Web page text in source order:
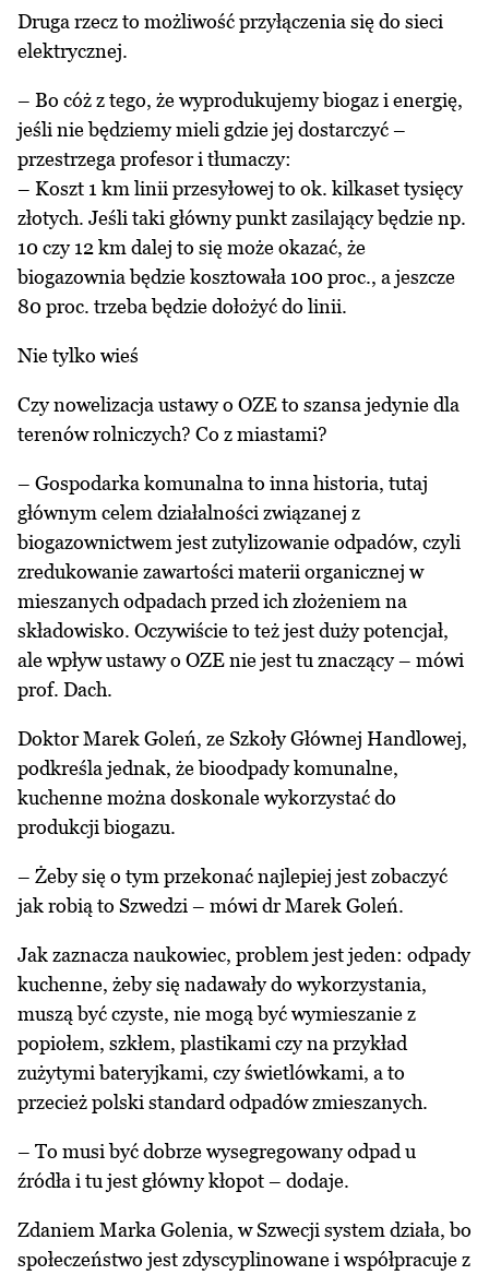
Druga rzecz to możliwość przyłączenia się do sieci
elektrycznej.
– Bo cóż z tego, że wyprodukujemy biogaz i energię,
jeśli nie będziemy mieli gdzie jej dostarczyć –
przestrzega profesor i tłumaczy:
– Koszt 1 km linii przesyłowej to ok. kilkaset tysięcy
złotych. Jeśli taki główny punkt zasilający będzie np.
10 czy 12 km dalej to się może okazać, że
biogazownia będzie kosztowała 100 proc., a jeszcze
80 proc. trzeba będzie dołożyć do linii.
Nie tylko wieś
Czy nowelizacja ustawy o OZE to szansa jedynie dla
terenów rolniczych? Co z miastami?
– Gospodarka komunalna to inna historia, tutaj
głównym celem działalności związanej z
biogazownictwem jest zutylizowanie odpadów, czyli
zredukowanie zawartości materii organicznej w
mieszanych odpadach przed ich złożeniem na
składowisko. Oczywiście to też jest duży potencjał,
ale wpływ ustawy o OZE nie jest tu znaczący – mówi
prof. Dach.
Doktor Marek Goleń, ze Szkoły Głównej Handlowej,
podkreśla jednak, że bioodpady komunalne,
kuchenne można doskonale wykorzystać do
produkcji biogazu.
– Żeby się o tym przekonać najlepiej jest zobaczyć
jak robią to Szwedzi – mówi dr Marek Goleń.
Jak zaznacza naukowiec, problem jest jeden: odpady
kuchenne, żeby się nadawały do wykorzystania,
muszą być czyste, nie mogą być wymieszanie z
popiołem, szkłem, plastikami czy na przykład
zużytymi bateryjkami, czy świetlówkami, a to
przecież polski standard odpadów zmieszanych.
– To musi być dobrze wysegregowany odpad u
źródła i tu jest główny kłopot – dodaje.
Zdaniem Marka Golenia, w Szwecji system działa, bo
społeczeństwo jest zdyscyplinowane i współpracuje z